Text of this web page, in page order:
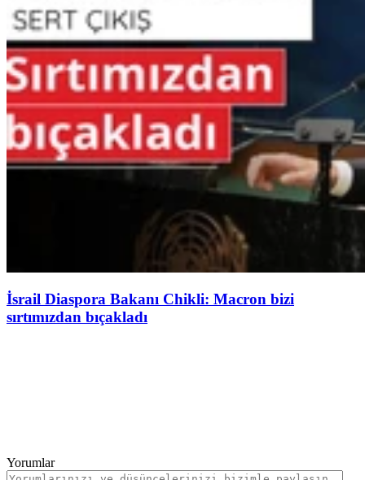
İsrail Diaspora Bakanı Chikli: Macron bizi
sırtımızdan bıçakladı
Yorumlar